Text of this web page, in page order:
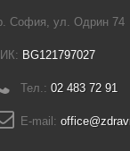
София, ул. Одрин 74
BG121797027
Тел.: 02 483 72 91
E-mail: